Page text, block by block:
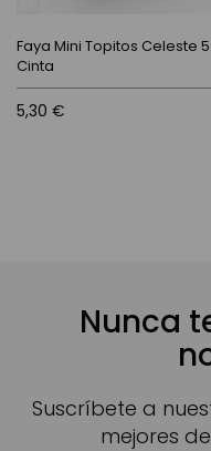
Faya Mini Topitos Celeste
Cinta
5,30 €
Nunca
Suscríbete a
mejores